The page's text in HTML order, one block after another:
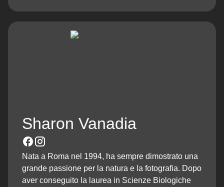
Sharon Vanadia
Nata a Roma nel 1994, ha sempre dimostrato una
grande passione per la natura e la fotografia. Dopo
aver conseguito la laurea in Scienze Biologiche